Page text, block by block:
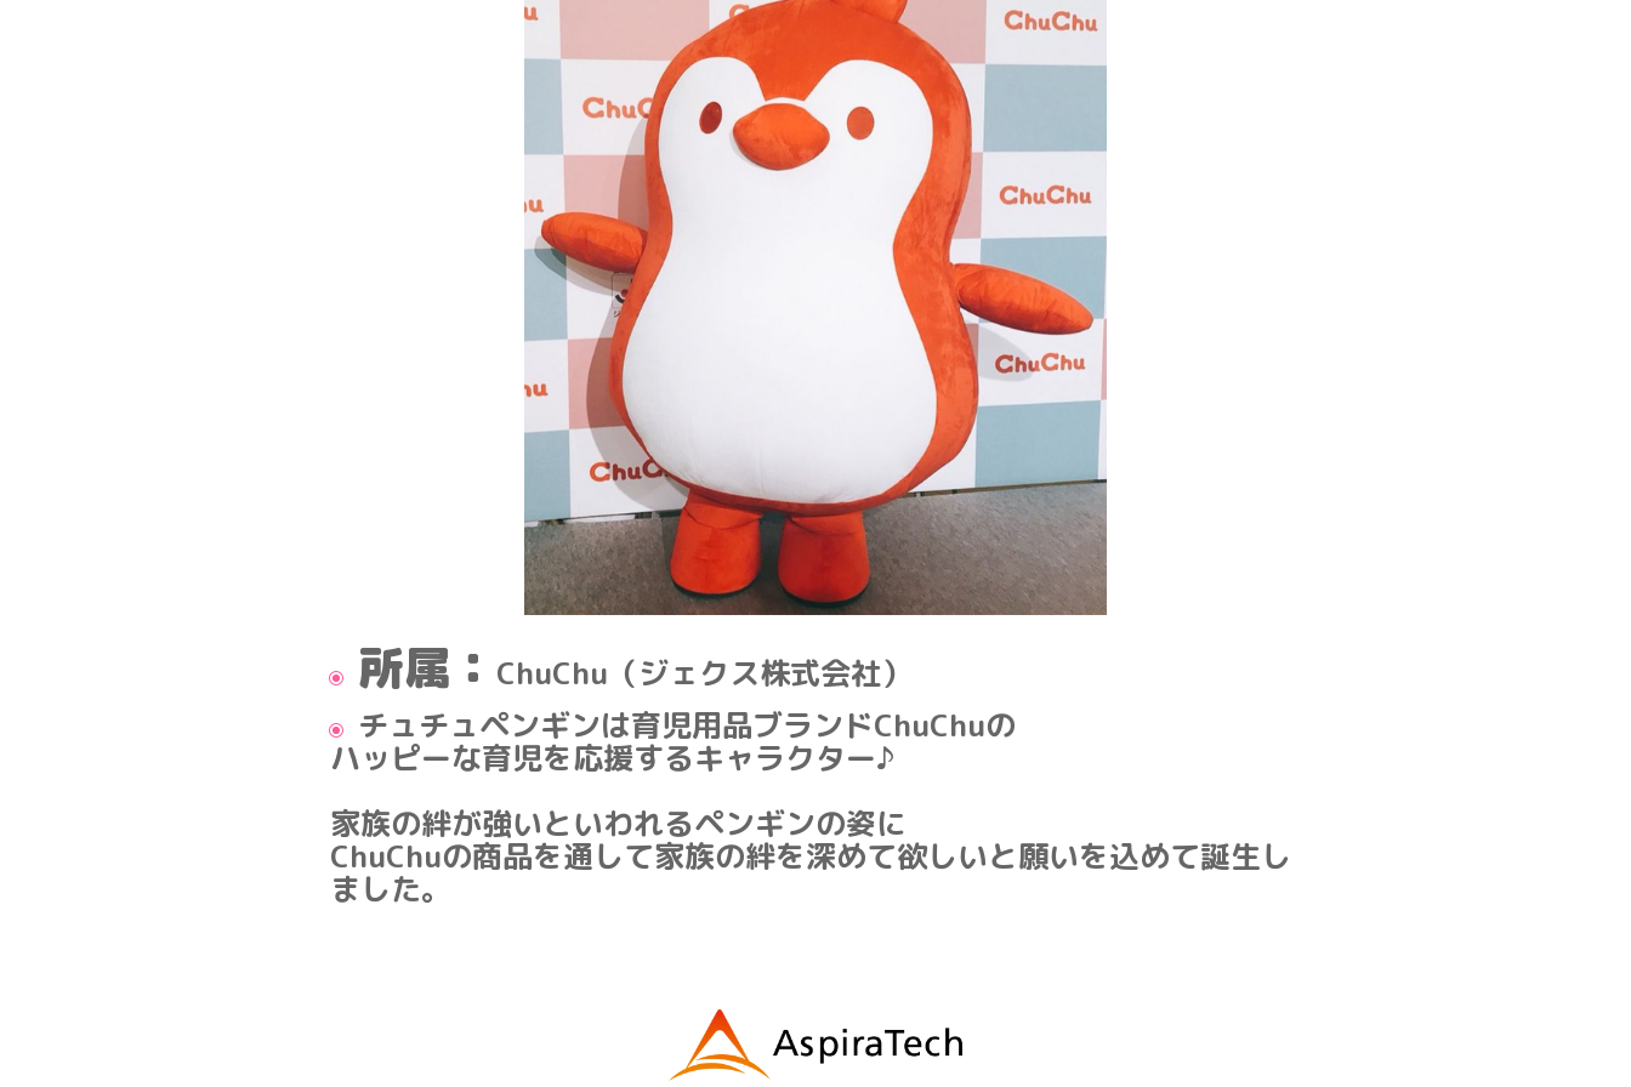
所属： ChuChu（ジェクス株式会社）
チュチュペンギンは育児用品ブランドChuChuの
ハッピーな育児を応援するキャラクター♪
家族の絆が強いといわれるペンギンの姿に
ChuChuの商品を通して家族の絆を深めて欲しいと願いを込めて誕生し
ました。